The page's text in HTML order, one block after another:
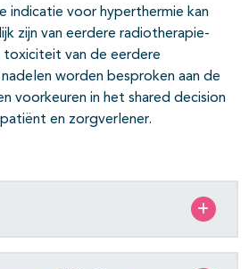
indicatie voor hyperthermie kan
zijn van eerdere radiotherapie-
toxiciteit van de eerdere
worden besproken aan de
voorkeuren in het shared decision
en zorgverlener.